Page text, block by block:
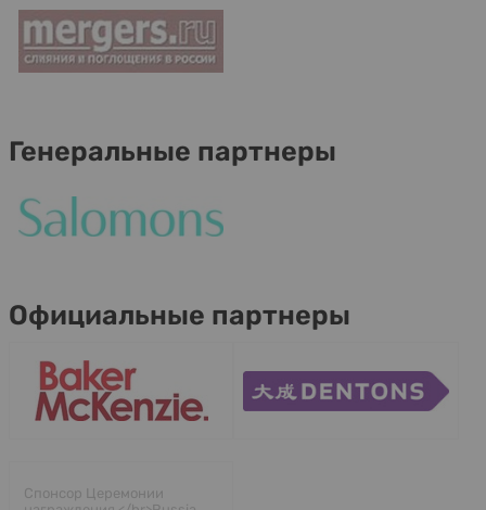
Генеральные партнеры
Официальные партнеры
Спонсор Церемонии